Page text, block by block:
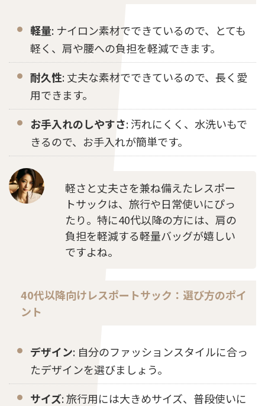
軽量: ナイロン素材でできているので、とても
軽く、肩や腰への負担を軽減できます。
耐久性: 丈夫な素材でできているので、長く愛
用できます。
お手入れのしやすさ: 汚れにくく、水洗いもで
きるので、お手入れが簡単です。
軽さと丈夫さを兼ね備えたレスポー
トサックは、旅行や日常使いにぴっ
たり。特に40代以降の方には、肩の
負担を軽減する軽量バッグが嬉しい
ですよね。
40代以降向けレスポートサック：選び方のポイ
ント
デザイン: 自分のファッションスタイルに合っ
たデザインを選びましょう。
サイズ: 旅行用には大きめサイズ、普段使いに